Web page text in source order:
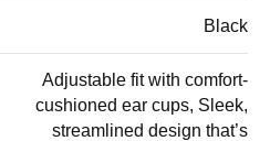
Black
Adjustable fit with comfort-
cushioned ear cups, Sleek,
streamlined design that’s